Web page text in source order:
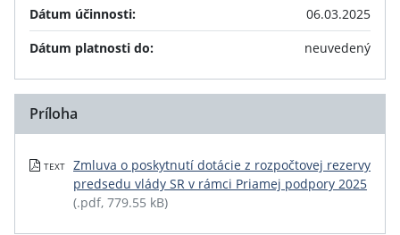
Dátum účinnosti:
06.03.2025
Dátum platnosti do:
neuvedený
Príloha
TEXT
Zmluva o poskytnutí dotácie z rozpočtovej rezervy
predsedu vlády SR v rámci Priamej podpory 2025
(.pdf, 779.55 kB)